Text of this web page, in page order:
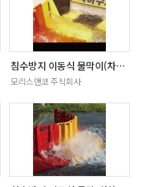
침수방지 이동식 물막이(차수판) 연석용
모리스앤코 주식회사